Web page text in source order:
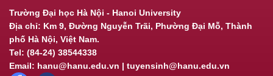
Trường Đại học Hà Nội - Hanoi University
Địa chỉ: Km 9, Đường Nguyễn Trãi, Phường Đại Mỗ, Thành
phố Hà Nội, Việt Nam.
Tel: (84-24) 38544338
Email: hanu@hanu.edu.vn | tuyensinh@hanu.edu.vn